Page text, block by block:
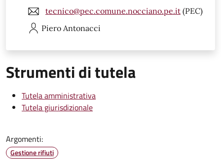
tecnico@pec.comune.nocciano.pe.it (PEC)
Piero Antonacci
Strumenti di tutela
Tutela amministrativa
Tutela giurisdizionale
Argomenti:
Gestione rifiuti